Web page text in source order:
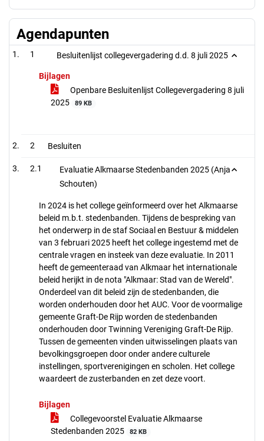
Agendapunten
1 Besluitenlijst collegevergadering d.d. 8 juli 2025
Bijlagen
Openbare Besluitenlijst Collegevergadering 8 juli
2025
89 KB
2 Besluiten
2.1
Evaluatie Alkmaarse Stedenbanden 2025 (Anja
Schouten)
In 2024 is het college geïnformeerd over het Alkmaarse
beleid m.b.t. stedenbanden. Tijdens de bespreking van
het onderwerp in de staf Sociaal en Bestuur & middelen
van 3 februari 2025 heeft het college ingestemd met de
centrale vragen en insteek van deze evaluatie. In 2011
heeft de gemeenteraad van Alkmaar het internationale
beleid herijkt in de nota "Alkmaar: Stad van de Wereld".
Onderdeel van dit beleid zijn de stedenbanden, die
worden onderhouden door het AUC. Voor de voormalige
gemeente Graft-De Rijp worden de stedenbanden
onderhouden door Twinning Vereniging Graft-De Rijp.
Tussen de gemeenten vinden uitwisselingen plaats van
bevolkingsgroepen door onder andere culturele
instellingen, sportverenigingen en scholen. Het college
waardeert de zusterbanden en zet deze voort.
Bijlagen
Collegevoorstel Evaluatie Alkmaarse
Stedenbanden 2025
82 KB